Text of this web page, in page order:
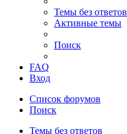
Темы без ответов
Активные темы
Поиск
FAQ
Вход
Список форумов
Поиск
Темы без ответов